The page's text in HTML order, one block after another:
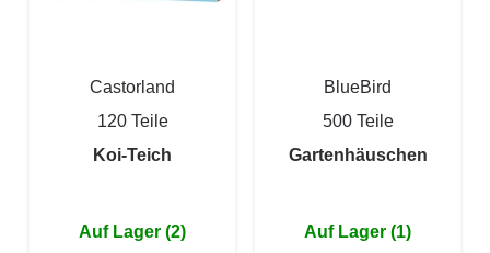
Castorland
120 Teile
Koi-Teich
Auf Lager (2)
BlueBird
500 Teile
Gartenhäuschen
Auf Lager (1)